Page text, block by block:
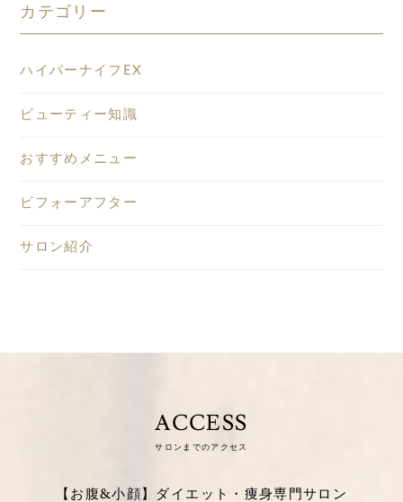
カテゴリー
ハイパーナイフEX
ビューティー知識
おすすめメニュー
ビフォーアフター
サロン紹介
ACCESS
サロンまでのアクセス
【お腹&小顔】ダイエット・痩身専門サロン